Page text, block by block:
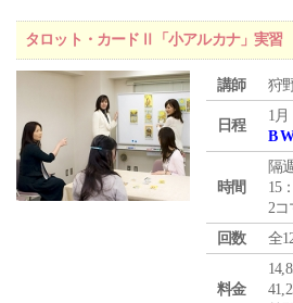
タロット・カードⅡ「小アルカナ」実習
講師 狩
日程
1月
B
時間
隔
15
2コ
回数
全
料金